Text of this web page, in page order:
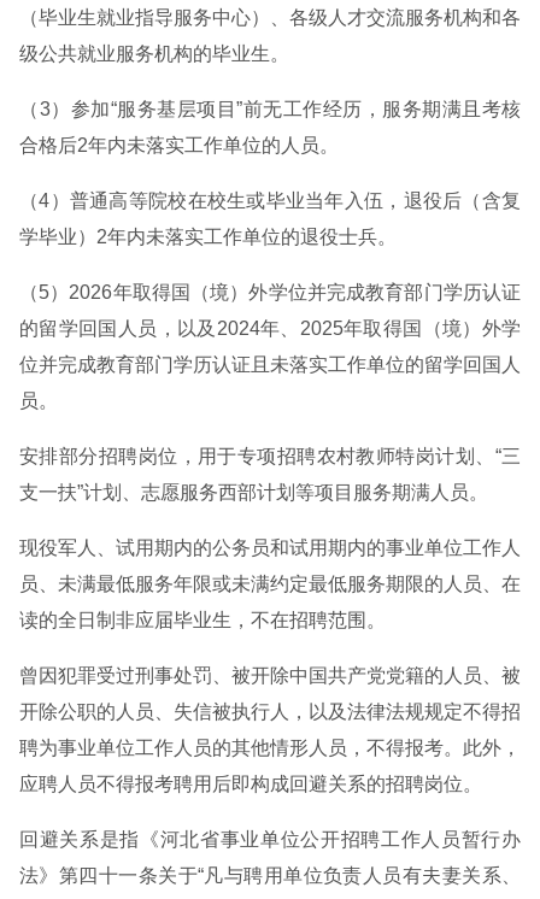
（毕业生就业指导服务中心）、各级人才交流服务机构和各
级公共就业服务机构的毕业生。
（3）参加“服务基层项目”前无工作经历，服务期满且考核
合格后2年内未落实工作单位的人员。
（4）普通高等院校在校生或毕业当年入伍，退役后（含复
学毕业）2年内未落实工作单位的退役士兵。
（5）2026年取得国（境）外学位并完成教育部门学历认证
的留学回国人员，以及2024年、2025年取得国（境）外学
位并完成教育部门学历认证且未落实工作单位的留学回国人
员。
安排部分招聘岗位，用于专项招聘农村教师特岗计划、“三
支一扶”计划、志愿服务西部计划等项目服务期满人员。
现役军人、试用期内的公务员和试用期内的事业单位工作人
员、未满最低服务年限或未满约定最低服务期限的人员、在
读的全日制非应届毕业生，不在招聘范围。
曾因犯罪受过刑事处罚、被开除中国共产党党籍的人员、被
开除公职的人员、失信被执行人，以及法律法规规定不得招
聘为事业单位工作人员的其他情形人员，不得报考。此外，
应聘人员不得报考聘用后即构成回避关系的招聘岗位。
回避关系是指《河北省事业单位公开招聘工作人员暂行办
法》第四十一条关于“凡与聘用单位负责人员有夫妻关系、